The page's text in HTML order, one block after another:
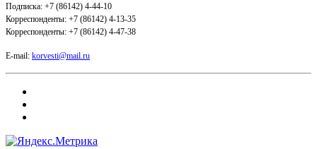
Подписка: +7 (86142) 4-44-10
Корреспонденты: +7 (86142) 4-13-35
Корреспонденты: +7 (86142) 4-47-38
E-mail: korvesti@mail.ru